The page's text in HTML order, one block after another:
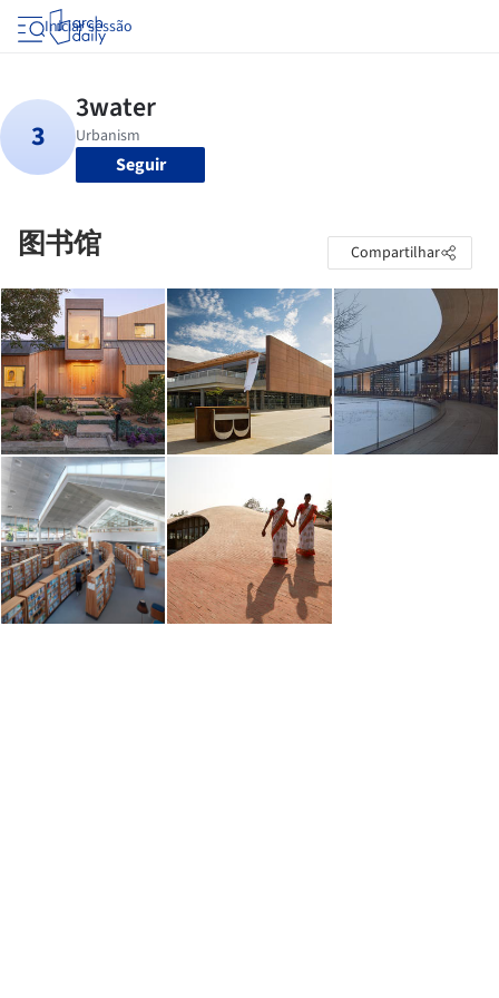
Iniciar sessão
Seguir
图书馆 Compartilhar